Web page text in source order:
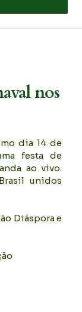
nos
dia 14 de
festa de
ao vivo.
unidos
Diáspora e